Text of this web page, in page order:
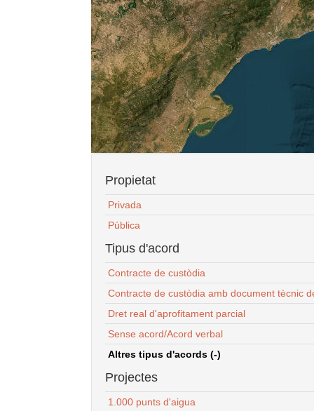
Propietat
Privada
Pública
Tipus d'acord
Contracte de custòdia
Contracte de custòdia amb document tècnic
Dret real d'aprofitament parcial
Sense acord/Acord verbal
Altres tipus d'acords (-)
Projectes
1.000 punts d'aigua